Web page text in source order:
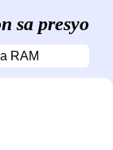
sa presyo
RAM